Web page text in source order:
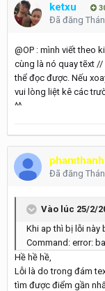
ketxu
Đã đăng
@OP : mình viết theo
cùng là nó quay tẽxt
thể đọc được. Nếu
vui lòng liệt kê các
^^
Đã đăng
Vào lúc 25/2/
Khi ap thì bị lỗi này
Command: error:
Hề hề hề,
Lỗi là do trong đám
tìm được điểm gần